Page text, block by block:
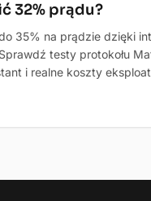
32% prądu?
35% na prądzie dzięki
testy protokołu
i realne koszty